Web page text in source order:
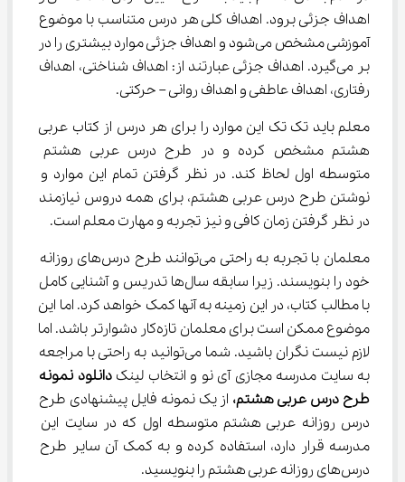
اهداف جزئی برود. اهداف کلی هر درس متناسب با موضوع
آموزشی مشخص می‌شود و اهداف جزئی موارد بیشتری را در
بر می‌گیرد. اهداف جزئی عبارتند از: اهداف شناختی، اهداف
رفتاری، اهداف عاطفی و اهداف روانی – حرکتی.
معلم باید تک تک این موارد را برای هر درس از کتاب عربی
هشتم مشخص کرده و در طرح درس عربی هشتم
متوسطه اول لحاظ کند. در نظر گرفتن تمام این موارد و
نوشتن طرح درس عربی هشتم، برای همه دروس نیازمند
در نظر گرفتن زمان کافی و نیز تجربه و مهارت معلم است.
معلمان با تجربه به راحتی می‌توانند طرح درس‌های روزانه
خود را بنویسند. زیرا سابقه سال‌ها تدریس و آشنایی کامل
با مطالب کتاب، در این زمینه به آنها کمک خواهد کرد. اما این
موضوع ممکن است برای معلمان تازه‌کار دشوارتر باشد. اما
لازم نیست نگران باشید. شما می‌توانید به راحتی با مراجعه
به سایت مدرسه مجازی آی نو و انتخاب لینک دانلود نمونه
طرح درس عربی هشتم، از یک نمونه فایل پیشنهادی طرح
درس روزانه عربی هشتم متوسطه اول که در سایت این
مدرسه قرار دارد، استفاده کرده و به کمک آن سایر طرح
درس‌های روزانه عربی هشتم را بنویسید.